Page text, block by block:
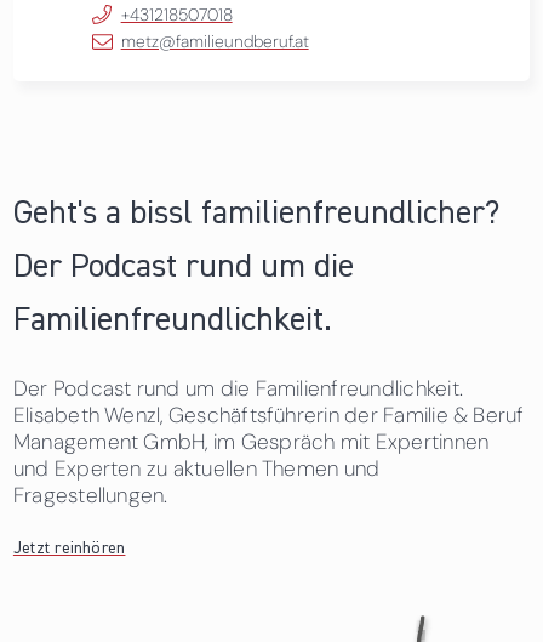
+431218507018
metz@familieundberuf.at
Geht's a bissl familienfreundlicher?
Der Podcast rund um die
Familienfreundlichkeit.
Der Podcast rund um die Familienfreundlichkeit.
Elisabeth Wenzl, Geschäftsführerin der Familie & Beruf
Management GmbH, im Gespräch mit Expertinnen
und Experten zu aktuellen Themen und
Fragestellungen.
Jetzt reinhören